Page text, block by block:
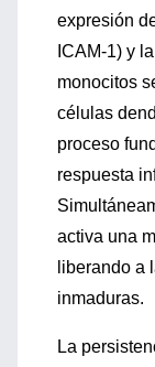
expresión
ICAM-1) y
monocitos
células
proceso
respuesta
activa una
liberando a
inmaduras.
La